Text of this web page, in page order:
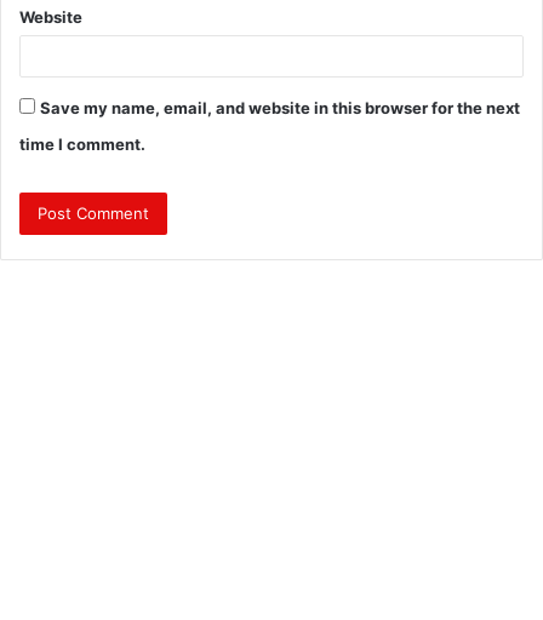
Website
Save my name, email, and website in this browser for the next
time I comment.